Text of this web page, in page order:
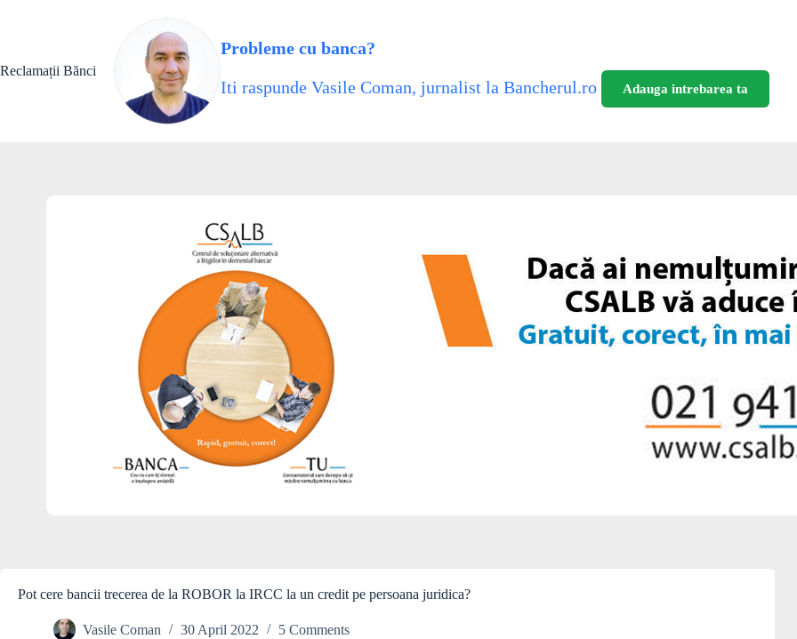
Reclamații Bănci
Probleme cu banca?
Iti raspunde Vasile Coman, jurnalist la Bancherul.ro
Adauga intrebarea ta
Pot cere bancii trecerea de la ROBOR la IRCC la un credit pe persoana juridica?
Vasile Coman 30 April 2022 5 Comments